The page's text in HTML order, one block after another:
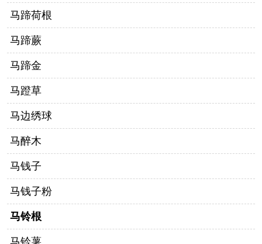
马蹄荷根
马蹄蕨
马蹄金
马蹬草
马边绣球
马醉木
马钱子
马钱子粉
马铃根
马铃薯